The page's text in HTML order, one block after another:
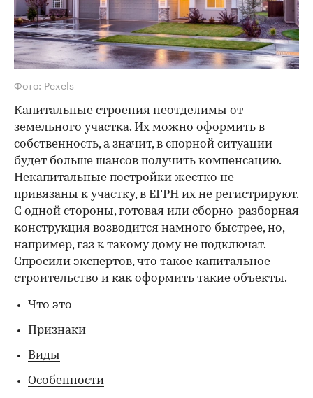
Фото: Pexels
Капитальные строения неотделимы от
земельного участка. Их можно оформить в
собственность, а значит, в спорной ситуации
будет больше шансов получить компенсацию.
Некапитальные постройки жестко не
привязаны к участку, в ЕГРН их не регистрируют.
С одной стороны, готовая или сборно-разборная
конструкция возводится намного быстрее, но,
например, газ к такому дому не подключат.
Спросили экспертов, что такое капитальное
строительство и как оформить такие объекты.
Что это
Признаки
Виды
Особенности